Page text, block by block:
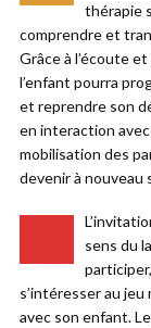
thérapie
comprendre et
Grâce à l’écoute
l’enfant pourra
et reprendre son
en interaction avec
mobilisation des
devenir à nouveau
sens du
s’intéresser au
avec son enfant.